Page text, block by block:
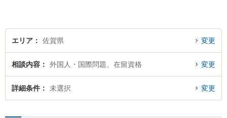
エリア 佐賀県 変更
相談内容 外国人・国際問題、在留資格 変更
詳細条件 未選択 変更